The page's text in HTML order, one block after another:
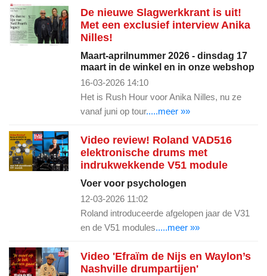
De nieuwe Slagwerkkrant is uit!
Met een exclusief interview Anika
Nilles!
Maart-aprilnummer 2026 - dinsdag 17
maart in de winkel en in onze webshop
16-03-2026 14:10
Het is Rush Hour voor Anika Nilles, nu ze
vanaf juni op tour.....meer »»
Video review! Roland VAD516
elektronische drums met
indrukwekkende V51 module
Voer voor psychologen
12-03-2026 11:02
Roland introduceerde afgelopen jaar de V31
en de V51 modules.....meer »»
Video 'Efraïm de Nijs en Waylon’s
Nashville drumpartijen'